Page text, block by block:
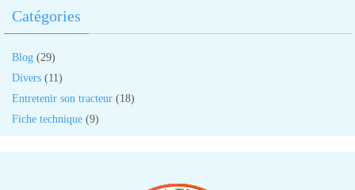
Catégories
Blog (29)
Divers (11)
Entretenir son tracteur (18)
Fiche technique (9)